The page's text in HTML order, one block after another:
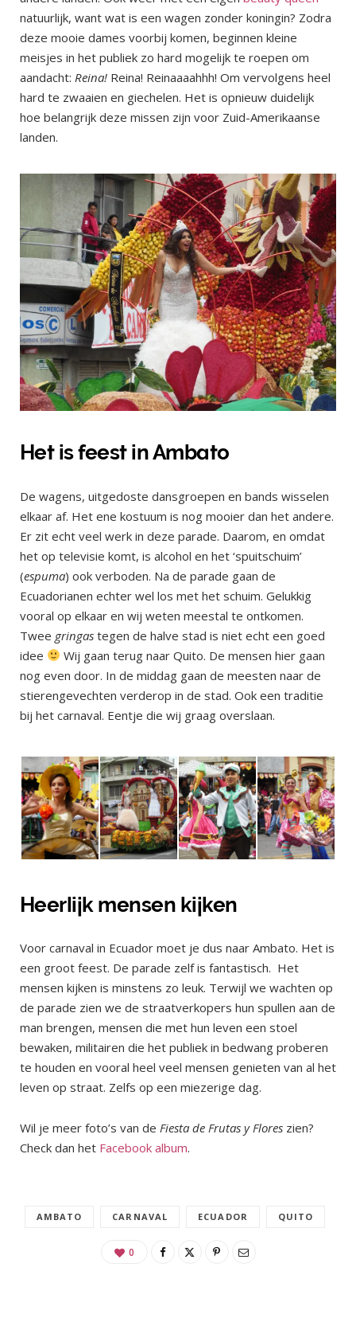
natuurlijk, want wat is een wagen zonder koningin? Zodra
deze mooie dames voorbij komen, beginnen kleine
meisjes in het publiek zo hard mogelijk te roepen om
aandacht: Reina! Reina! Reinaaaahhh! Om vervolgens heel
hard te zwaaien en giechelen. Het is opnieuw duidelijk
hoe belangrijk deze missen zijn voor Zuid-Amerikaanse
landen.
Het is feest in Ambato
De wagens, uitgedoste dansgroepen en bands wisselen
elkaar af. Het ene kostuum is nog mooier dan het andere.
Er zit echt veel werk in deze parade. Daarom, en omdat
het op televisie komt, is alcohol en het ‘spuitschuim’
(espuma) ook verboden. Na de parade gaan de
Ecuadorianen echter wel los met het schuim. Gelukkig
vooral op elkaar en wij weten meestal te ontkomen.
Twee gringas tegen de halve stad is niet echt een goed
idee
Wij gaan terug naar Quito. De mensen hier gaan
nog even door. In de middag gaan de meesten naar de
stierengevechten verderop in de stad. Ook een traditie
bij het carnaval. Eentje die wij graag overslaan.
Heerlijk mensen kijken
Voor carnaval in Ecuador moet je dus naar Ambato. Het is
een groot feest. De parade zelf is fantastisch. Het
mensen kijken is minstens zo leuk. Terwijl we wachten op
de parade zien we de straatverkopers hun spullen aan de
man brengen, mensen die met hun leven een stoel
bewaken, militairen die het publiek in bedwang proberen
te houden en vooral heel veel mensen genieten van al het
leven op straat. Zelfs op een miezerige dag.
Wil je meer foto’s van de Fiesta de Frutas y Flores zien?
Check dan het Facebook album.
AMBATO CARNAVAL ECUADOR QUITO
0